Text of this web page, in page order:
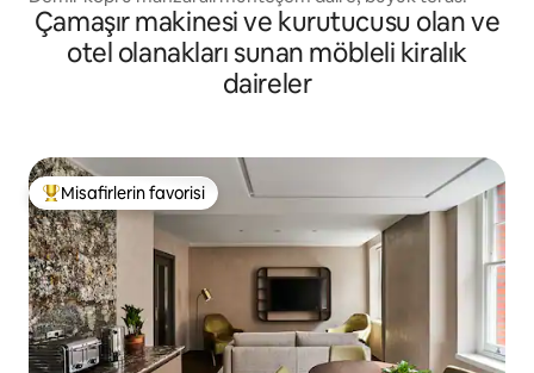
Çamaşır makinesi ve kurutucusu olan ve
otel olanakları sunan möbleli kiralık
daireler
Misafirlerin favorilerinden en beğenilenler arasında
Misafirlerin favorisi